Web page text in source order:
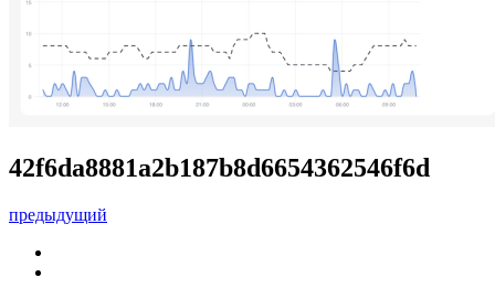
42f6da8881a2b187b8d6654362546f6d
предыдущий